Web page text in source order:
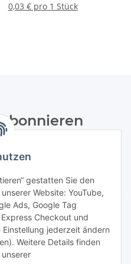
gestatten Sie den
Website: YouTube,
Ads, Google Tag
Checkout und
jederzeit ändern
Weitere Details finden
- 500 Stück
0,03 € pro 1 Stück
und jederzeit widerruflich
Abonnieren